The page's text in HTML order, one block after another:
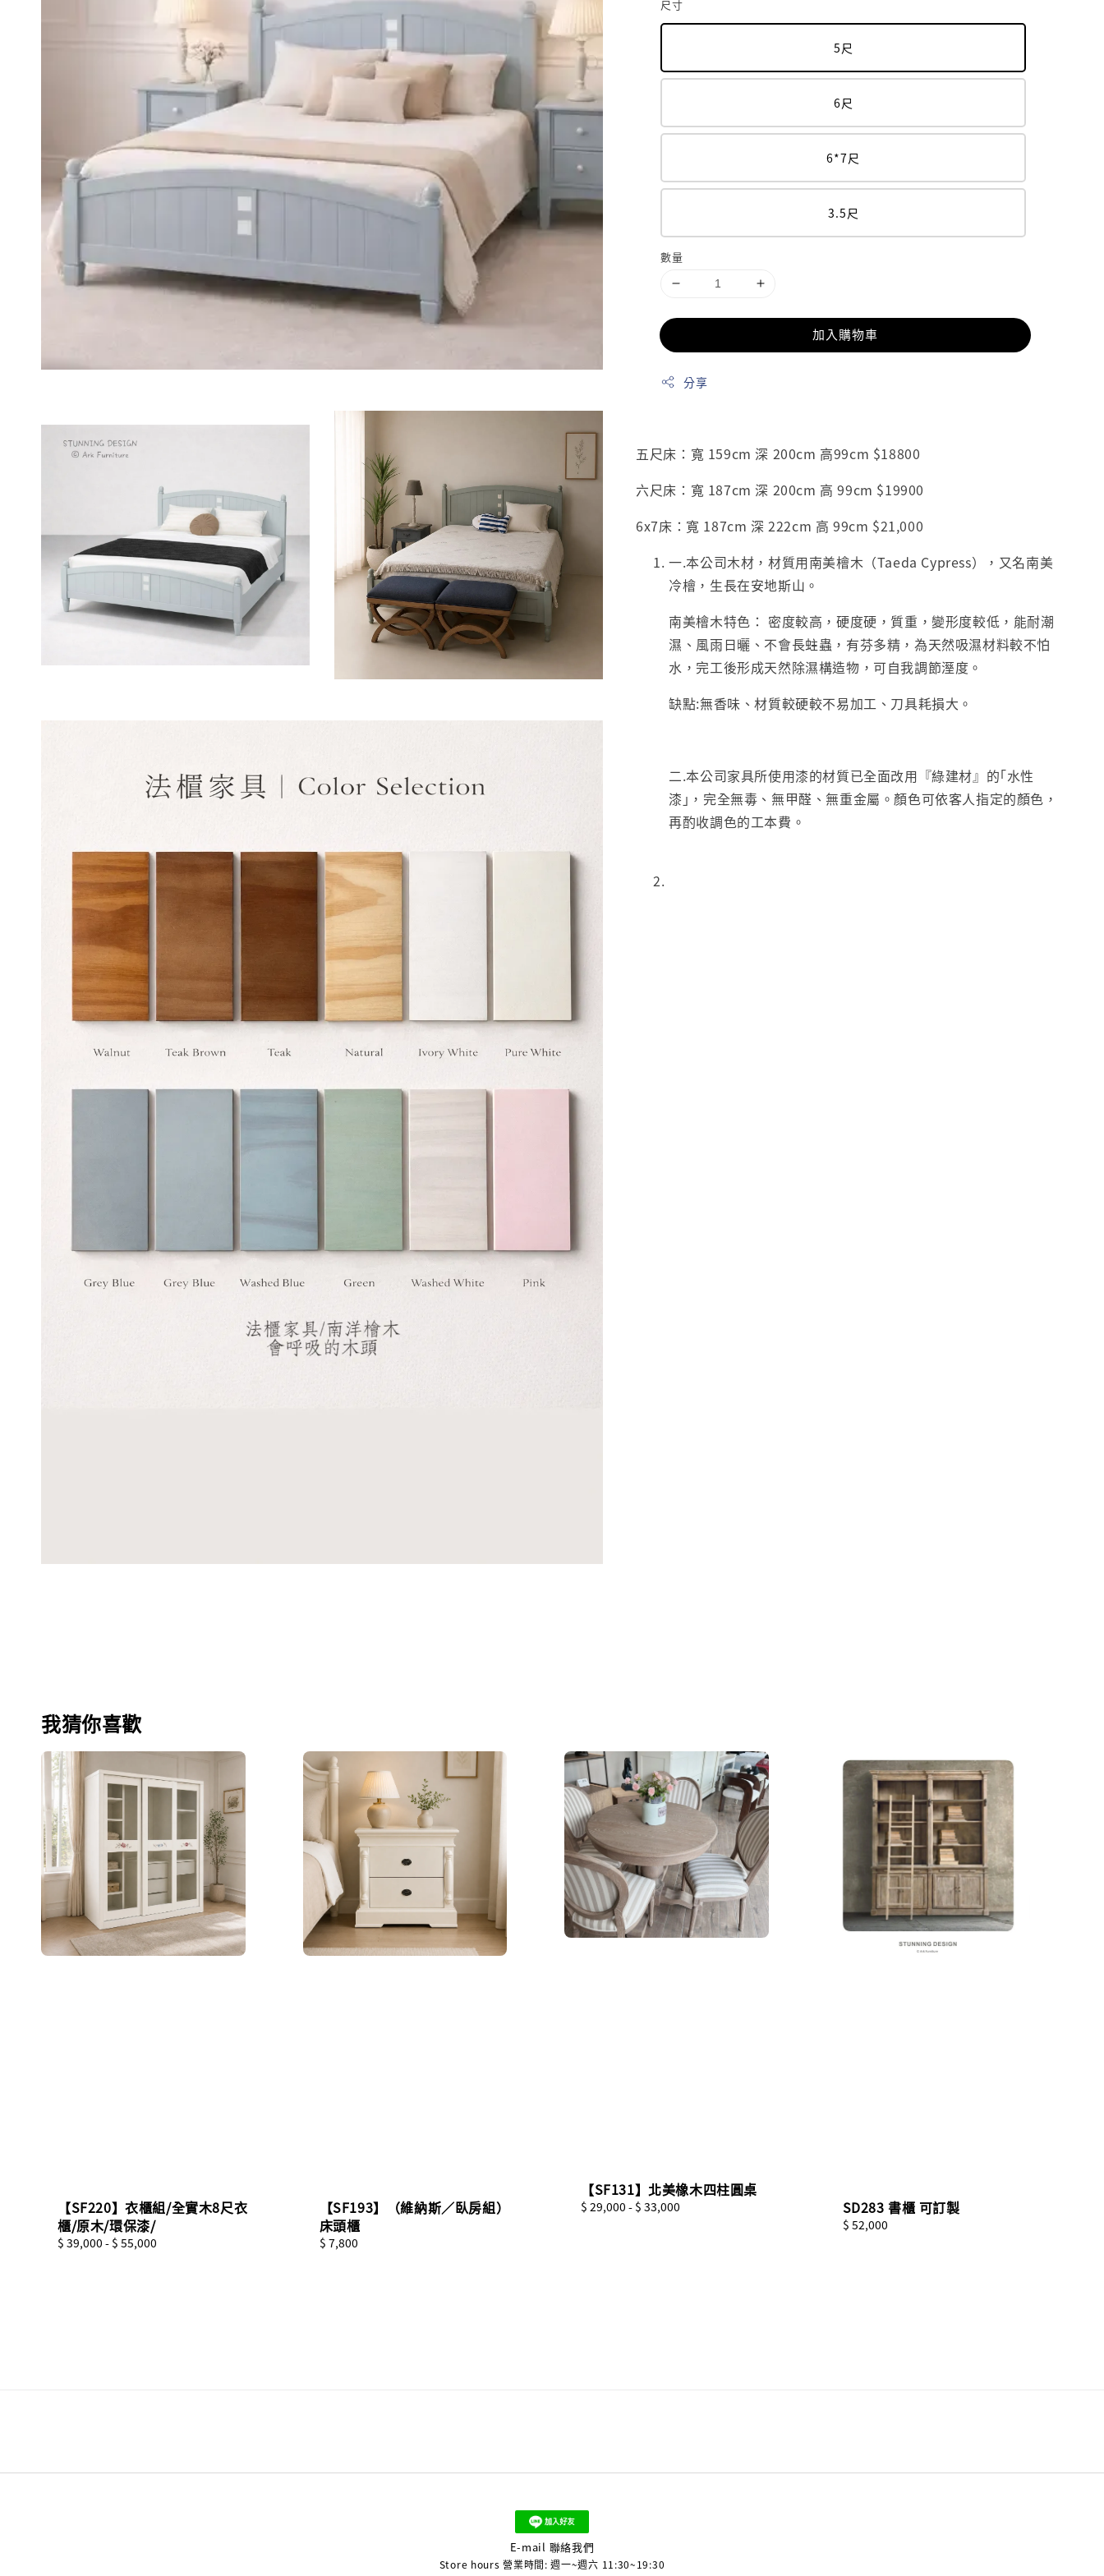
尺寸
5尺
6尺
6*7尺
3.5尺
數量
加入購物車
分享
五尺床：寬 159cm 深 200cm 高99cm $18800
六尺床：寬 187cm 深 200cm 高 99cm $19900
6x7床：寬 187cm 深 222cm 高 99cm $21,000
一.本公司木材，材質用南美檜木（Taeda Cypress），又名南美
冷檜，生長在安地斯山。
南美檜木特色： 密度較高，硬度硬，質重，變形度較低，能耐潮
濕、風雨日曬、不會長蛀蟲，有芬多精，為天然吸濕材料較不怕
水，完工後形成天然除濕構造物，可自我調節溼度。
缺點:無香味、材質較硬較不易加工、刀具耗損大。
二.本公司家具所使用漆的材質已全面改用『綠建材』的｢水性
漆｣，完全無毒、無甲醛、無重金屬。顏色可依客人指定的顏色，
再酌收調色的工本費。
我猜你喜歡
【SF220】衣櫃組/全實木8尺衣
櫃/原木/環保漆/
Regular
$ 39,000 - $ 55,000
【SF193】（維納斯／臥房組）
床頭櫃
Regular
$ 7,800
【SF131】北美橡木四柱圓桌
Regular
$ 29,000 - $ 33,000 SD283 書櫃 可訂製
Regular
$ 52,000
E-mail 聯絡我們
Store hours 營業時間: 週一~週六 11:30~19:30